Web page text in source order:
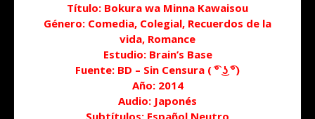
Título: Bokura wa Minna Kawaisou
Género: Comedia, Colegial, Recuerdos de la
vida, Romance
Estudio: Brain’s Base
Fuente: BD – Sin Censura ( ͡° ͜ʖ ͡°)
Año: 2014
Audio: Japonés